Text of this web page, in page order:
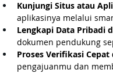
Kunjungi Situs atau
aplikasinya melalui
Lengkapi Data Pribadi
dokumen pendukung
Proses Verifikasi
pengajuanmu dan